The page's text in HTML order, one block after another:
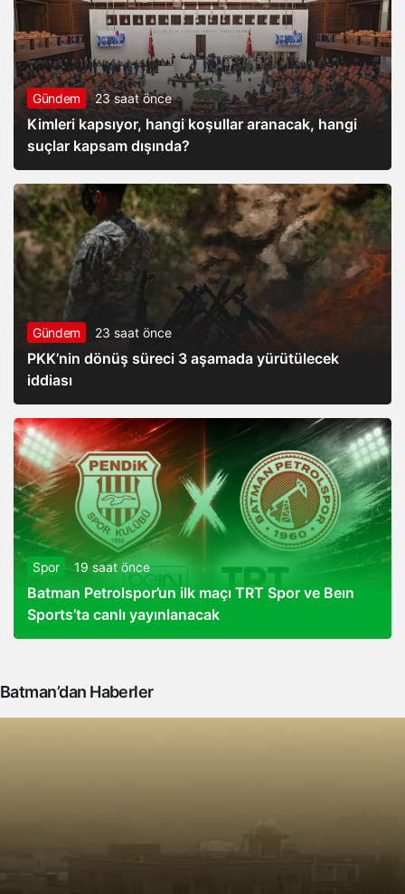
Gündem 23 saat önce
Kimleri kapsıyor, hangi koşullar aranacak, hangi
suçlar kapsam dışında?
Gündem 23 saat önce
PKK’nin dönüş süreci 3 aşamada yürütülecek
iddiası
Spor 19 saat önce
Batman Petrolspor’un ilk maçı TRT Spor ve Beın
Sports’ta canlı yayınlanacak
Batman’dan Haberler